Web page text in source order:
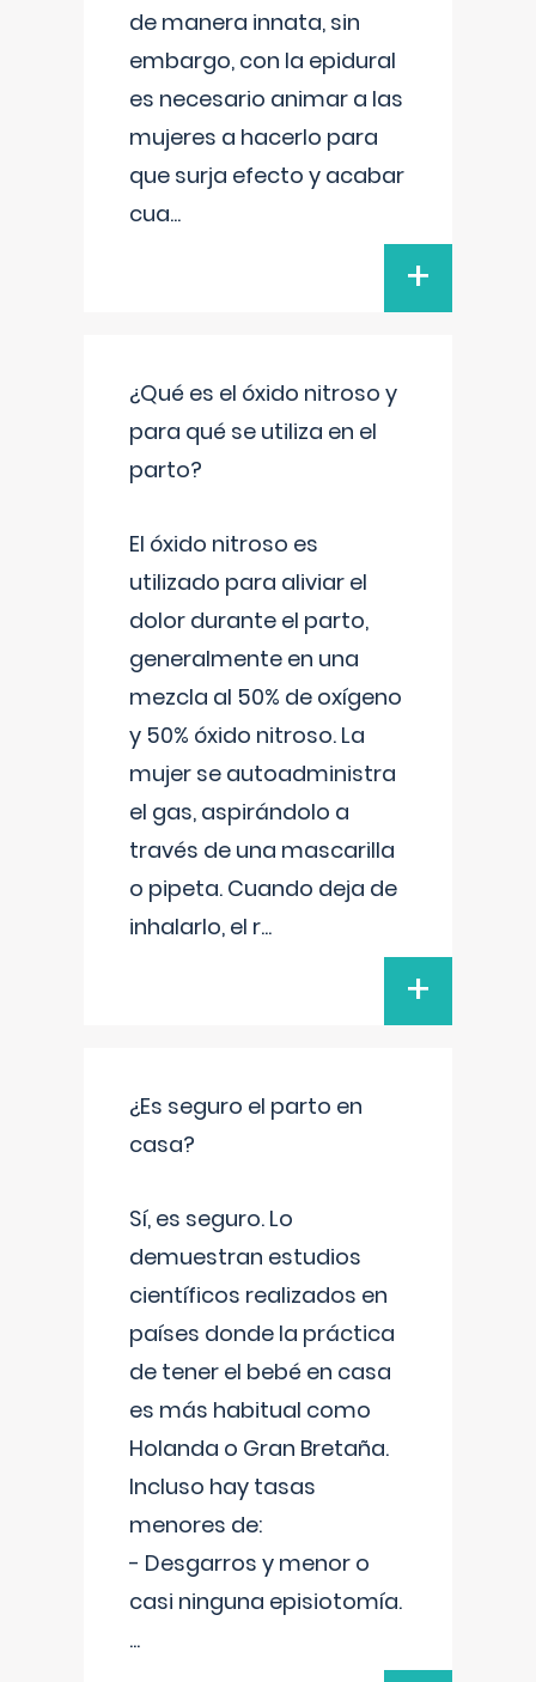
de manera innata, sin
embargo, con la epidural
es necesario animar a las
mujeres a hacerlo para
que surja efecto y acabar
cua...
+
¿Qué es el óxido nitroso y
para qué se utiliza en el
parto?
El óxido nitroso es
utilizado para aliviar el
dolor durante el parto,
generalmente en una
mezcla al 50% de oxígeno
y 50% óxido nitroso. La
mujer se autoadministra
el gas, aspirándolo a
través de una mascarilla
o pipeta. Cuando deja de
inhalarlo, el r...
+
¿Es seguro el parto en
casa?
Sí, es seguro. Lo
demuestran estudios
científicos realizados en
países donde la práctica
de tener el bebé en casa
es más habitual como
Holanda o Gran Bretaña.
Incluso hay tasas
menores de:
- Desgarros y menor o
casi ninguna episiotomía.
...